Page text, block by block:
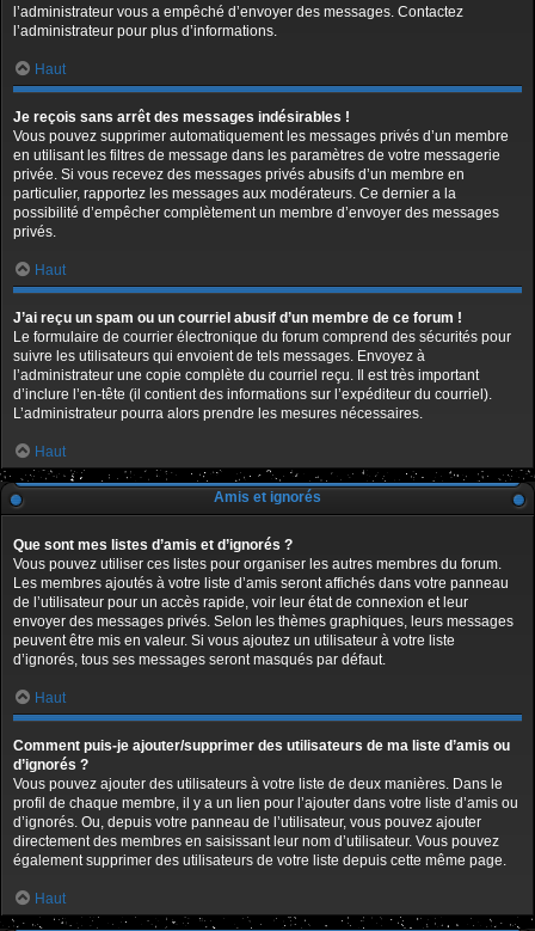
l’administrateur vous a empêché d’envoyer des messages. Contactez
l’administrateur pour plus d’informations.
Haut
Je reçois sans arrêt des messages indésirables !
Vous pouvez supprimer automatiquement les messages privés d’un membre
en utilisant les filtres de message dans les paramètres de votre messagerie
privée. Si vous recevez des messages privés abusifs d’un membre en
particulier, rapportez les messages aux modérateurs. Ce dernier a la
possibilité d’empêcher complètement un membre d’envoyer des messages
privés.
Haut
J’ai reçu un spam ou un courriel abusif d’un membre de ce forum !
Le formulaire de courrier électronique du forum comprend des sécurités pour
suivre les utilisateurs qui envoient de tels messages. Envoyez à
l’administrateur une copie complète du courriel reçu. Il est très important
d’inclure l’en-tête (il contient des informations sur l’expéditeur du courriel).
L’administrateur pourra alors prendre les mesures nécessaires.
Haut
Amis et ignorés
Que sont mes listes d’amis et d’ignorés ?
Vous pouvez utiliser ces listes pour organiser les autres membres du forum.
Les membres ajoutés à votre liste d’amis seront affichés dans votre panneau
de l’utilisateur pour un accès rapide, voir leur état de connexion et leur
envoyer des messages privés. Selon les thèmes graphiques, leurs messages
peuvent être mis en valeur. Si vous ajoutez un utilisateur à votre liste
d’ignorés, tous ses messages seront masqués par défaut.
Haut
Comment puis-je ajouter/supprimer des utilisateurs de ma liste d’amis ou
d’ignorés ?
Vous pouvez ajouter des utilisateurs à votre liste de deux manières. Dans le
profil de chaque membre, il y a un lien pour l’ajouter dans votre liste d’amis ou
d’ignorés. Ou, depuis votre panneau de l’utilisateur, vous pouvez ajouter
directement des membres en saisissant leur nom d’utilisateur. Vous pouvez
également supprimer des utilisateurs de votre liste depuis cette même page.
Haut